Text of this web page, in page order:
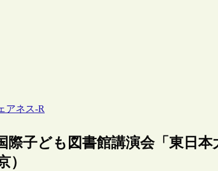
アネス-R
際子ども図書館講演会「東日
）